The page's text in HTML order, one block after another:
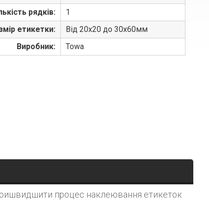
рядків:
1
етикетки:
Від 20x20 до 30x60мм
Виробник:
Towa